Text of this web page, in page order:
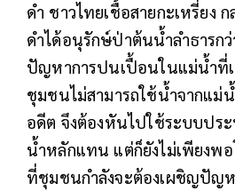
ดำ ชาวไทยเชื้อสายกะเหรี่ยง
ดำได้อนุรักษ์ป่าต้นน้ำลำธารกว่
ปัญหาการปนเปื้อนในแม่น้ำที่
ชุมชนไม่สามารถใช้น้ำจากแม่
อดีต จึงต้องหันไปใช้ระบบปร
น้ำหลักแทน แต่ก็ยังไม่เพียงพอ
ที่ชุมชนกำลังจะต้องเผชิญปัญ